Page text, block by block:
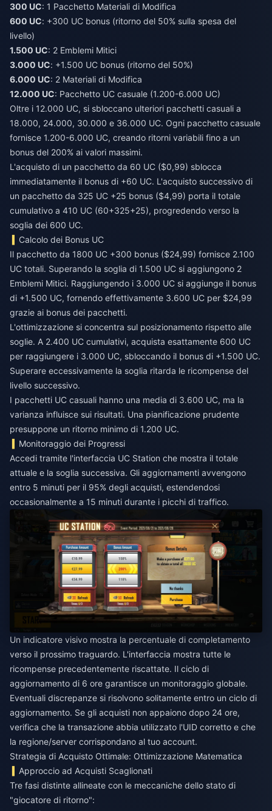
300 UC: 1 Pacchetto Materiali di Modifica
600 UC: +300 UC bonus (ritorno del 50% sulla spesa del
livello)
1.500 UC: 2 Emblemi Mitici
3.000 UC: +1.500 UC bonus (ritorno del 50%)
6.000 UC: 2 Materiali di Modifica
12.000 UC: Pacchetto UC casuale (1.200-6.000 UC)
Oltre i 12.000 UC, si sbloccano ulteriori pacchetti casuali a
18.000, 24.000, 30.000 e 36.000 UC. Ogni pacchetto casuale
fornisce 1.200-6.000 UC, creando ritorni variabili fino a un
bonus del 200% ai valori massimi.
L'acquisto di un pacchetto da 60 UC ($0,99) sblocca
immediatamente il bonus di +60 UC. L'acquisto successivo di
un pacchetto da 325 UC +25 bonus ($4,99) porta il totale
cumulativo a 410 UC (60+325+25), progredendo verso la
soglia dei 600 UC.
Calcolo dei Bonus UC
Il pacchetto da 1800 UC +300 bonus ($24,99) fornisce 2.100
UC totali. Superando la soglia di 1.500 UC si aggiungono 2
Emblemi Mitici. Raggiungendo i 3.000 UC si aggiunge il bonus
di +1.500 UC, fornendo effettivamente 3.600 UC per $24,99
grazie ai bonus dei pacchetti.
L'ottimizzazione si concentra sul posizionamento rispetto alle
soglie. A 2.400 UC cumulativi, acquista esattamente 600 UC
per raggiungere i 3.000 UC, sbloccando il bonus di +1.500 UC.
Superare eccessivamente la soglia ritarda le ricompense del
livello successivo.
I pacchetti UC casuali hanno una media di 3.600 UC, ma la
varianza influisce sui risultati. Una pianificazione prudente
presuppone un ritorno minimo di 1.200 UC.
Monitoraggio dei Progressi
Accedi tramite l'interfaccia UC Station che mostra il totale
attuale e la soglia successiva. Gli aggiornamenti avvengono
entro 5 minuti per il 95% degli acquisti, estendendosi
occasionalmente a 15 minuti durante i picchi di traffico.
Un indicatore visivo mostra la percentuale di completamento
verso il prossimo traguardo. L'interfaccia mostra tutte le
ricompense precedentemente riscattate. Il ciclo di
aggiornamento di 6 ore garantisce un monitoraggio globale.
Eventuali discrepanze si risolvono solitamente entro un ciclo di
aggiornamento. Se gli acquisti non appaiono dopo 24 ore,
verifica che la transazione abbia utilizzato l'UID corretto e che
la regione/server corrispondano al tuo account.
Strategia di Acquisto Ottimale: Ottimizzazione Matematica
Approccio ad Acquisti Scaglionati
Tre fasi distinte allineate con le meccaniche dello stato di
"giocatore di ritorno":